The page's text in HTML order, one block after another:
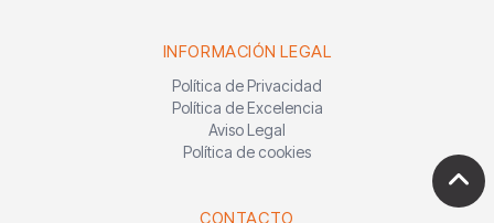
INFORMACIÓN LEGAL
Política de Privacidad
Política de Excelencia
Aviso Legal
Política de cookies
CONTACTO